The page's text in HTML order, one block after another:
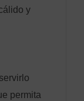
y
permita